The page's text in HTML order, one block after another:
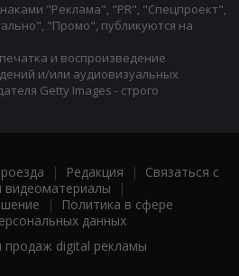
"Реклама", "PR", "Спецпроект",
"Промо", публикуются на
и воспроизведение
и/или аудиовизуальных
Getty Images - строго
| Редакция | Связаться с
видеоматериалы |
|
Политика в сфере
данных
продаж digital рекламы